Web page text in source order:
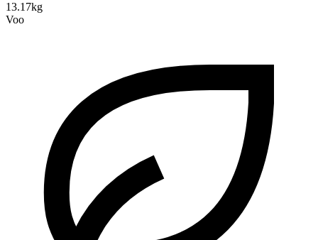
13.17kg
Voo